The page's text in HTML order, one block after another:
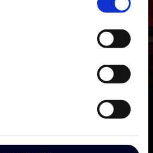
gæster serverer dagens